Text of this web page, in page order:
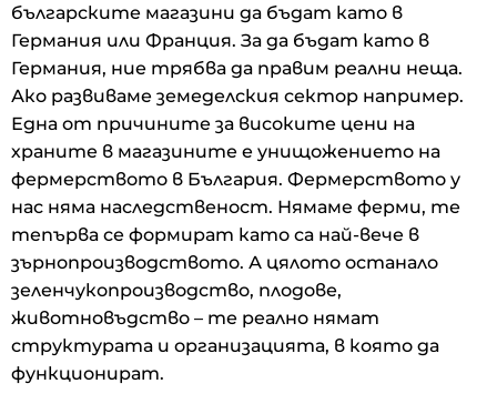
българските магазини да бъдат като в
Германия или Франция. За да бъдат като в
Германия, ние трябва да правим реални неща.
Ако развиваме земеделския сектор например.
Една от причините за високите цени на
храните в магазините е унищожението на
фермерството в България. Фермерството у
нас няма наследственост. Нямаме ферми, те
тепърва се формират като са най-вече в
зърнопроизводството. А цялото останало
зеленчукопроизводство, плодове,
животновъдство – те реално нямат
структурата и организацията, в която да
функционират.